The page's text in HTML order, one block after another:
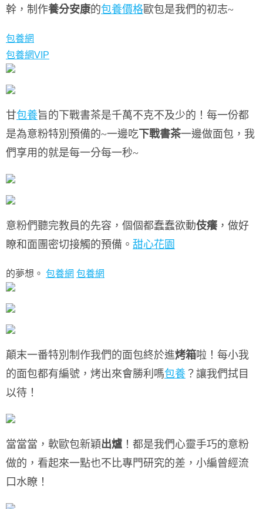
幹， 制作養分安康的包養價格歐包是我們的初志~
包養網
包養網VIP
甘包養旨的下戰書茶是千萬不克不及少的！ 每一份都
是為意粉特別預備的~一邊吃 下戰書茶一邊做面包， 我
們享用的就是每一分每一秒~
意粉們聽完教員的先容， 個個都蠢蠢欲動伎癢， 做好
瞭和面團密切接觸的預備。 甜心花園
的夢想。 包養網 包養網
顛末一番特別制作我們的面包終於進烤箱啦！ 每小我
的面包都有編號， 烤出來會勝利嗎包養 ？ 讓我們拭目
以待！
當當當，軟歐包新穎出爐 ！ 都是我們心靈手巧的意粉
做的， 看起來一點也不比專門研究的差， 小編曾經流
口水瞭！